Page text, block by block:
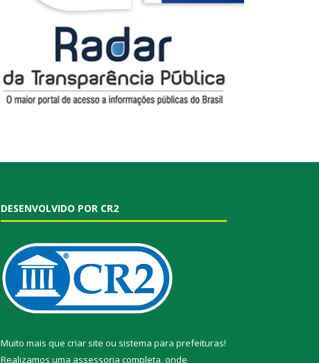
DESENVOLVIDO POR CR2
Muito mais que criar site ou sistema para prefeituras!
Realizamos uma assessoria completa, onde